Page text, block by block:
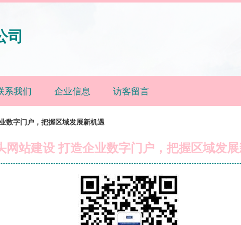
司
系我们 企业信息 访客留言
数字门户，把握区域发展新机遇
网站建设 打造企业数字门户，把握区域发